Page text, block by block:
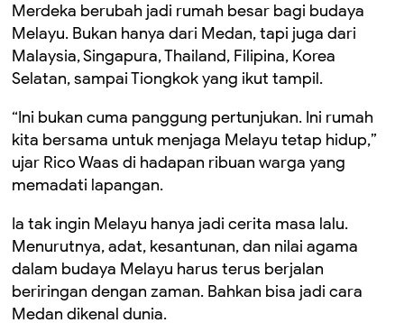
Merdeka berubah jadi rumah besar bagi budaya
Melayu. Bukan hanya dari Medan, tapi juga dari
Malaysia, Singapura, Thailand, Filipina, Korea
Selatan, sampai Tiongkok yang ikut tampil.
“Ini bukan cuma panggung pertunjukan. Ini rumah
kita bersama untuk menjaga Melayu tetap hidup,”
ujar Rico Waas di hadapan ribuan warga yang
memadati lapangan.
Ia tak ingin Melayu hanya jadi cerita masa lalu.
Menurutnya, adat, kesantunan, dan nilai agama
dalam budaya Melayu harus terus berjalan
beriringan dengan zaman. Bahkan bisa jadi cara
Medan dikenal dunia.